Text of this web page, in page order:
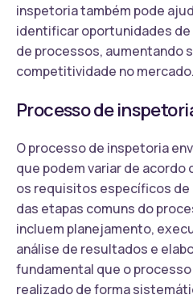
inspetoria também pode
identificar oportunidades
de processos, aumentando
competitividade no mercado.
Processo de
O processo de inspetoria
que podem variar de acordo
os requisitos específicos de
das etapas comuns do
incluem planejamento,
análise de resultados e
fundamental que o
realizado de forma